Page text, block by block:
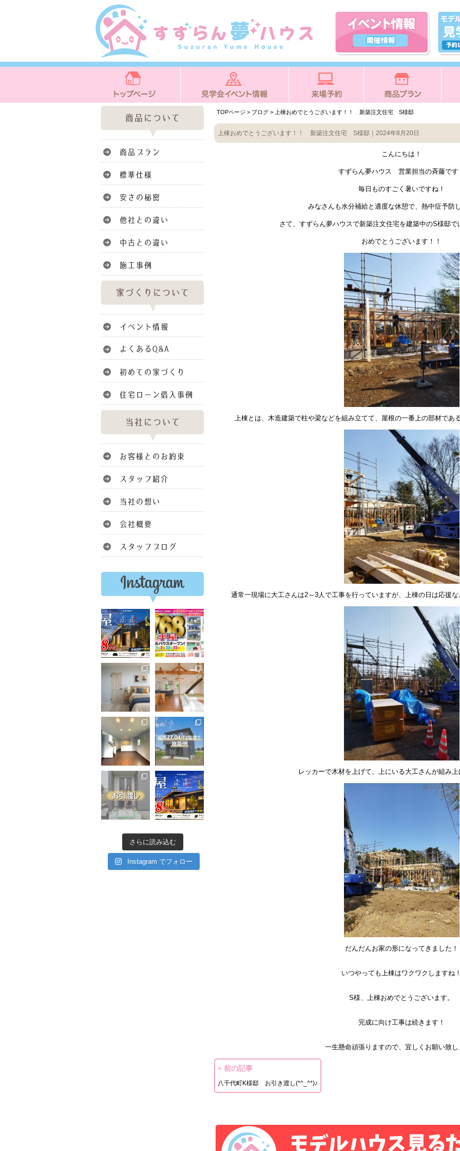
TOPページ > ブログ > 上棟おめでとうございます！！ 新築注文住宅 S様邸
上棟おめでとうございます！！ 新築注文住宅 S様邸｜2024年8月20日
こんにちは！
すずらん夢ハウス 営業担当の斉藤です
毎日ものすごく暑いですね！
みなさんも水分補給と適度な休憩で、熱中症予防
さて、すずらん夢ハウスで新築注文住宅を建築中のS様邸で
おめでとうございます！！
上棟とは、木造建築で柱や梁などを組み立てて、屋根の一番上の部材であ
通常一現場に大工さんは2～3人で工事を行っていますが、上棟の日は応援
レッカーで木材を上げて、上にいる大工さんが組み上
だんだんお家の形になってきました！
いつやっても上棟はワクワクしますね！
S様、上棟おめでとうございます。
完成に向け工事は続きます！
一生懸命頑張りますので、宜しくお願い致し
« 前の記事
八千代町K様邸 お引き渡し(*^_^*)♪
さらに読み込む
Instagram でフォロー